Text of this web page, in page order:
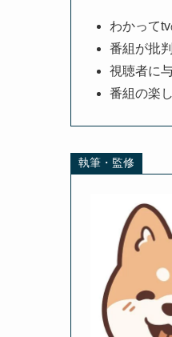
わかって
番組が批
視聴者に
番組の楽
執筆・監修